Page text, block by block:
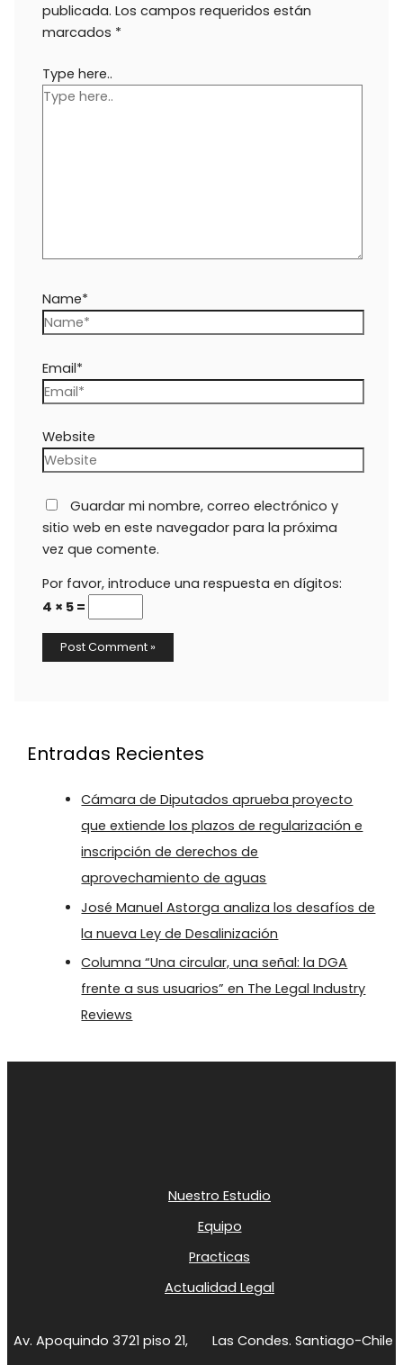
publicada. Los campos requeridos están
marcados *
Type here..
Name*
Email*
Website
Guardar mi nombre, correo electrónico y
sitio web en este navegador para la próxima
vez que comente.
Por favor, introduce una respuesta en dígitos:
4 × 5 =
Entradas Recientes
Cámara de Diputados aprueba proyecto
que extiende los plazos de regularización e
inscripción de derechos de
aprovechamiento de aguas
José Manuel Astorga analiza los desafíos de
la nueva Ley de Desalinización
Columna “Una circular, una señal: la DGA
frente a sus usuarios” en The Legal Industry
Reviews
Nuestro Estudio
Equipo
Practicas
Actualidad Legal
Av. Apoquindo 3721 piso 21, Las Condes. Santiago-Chile